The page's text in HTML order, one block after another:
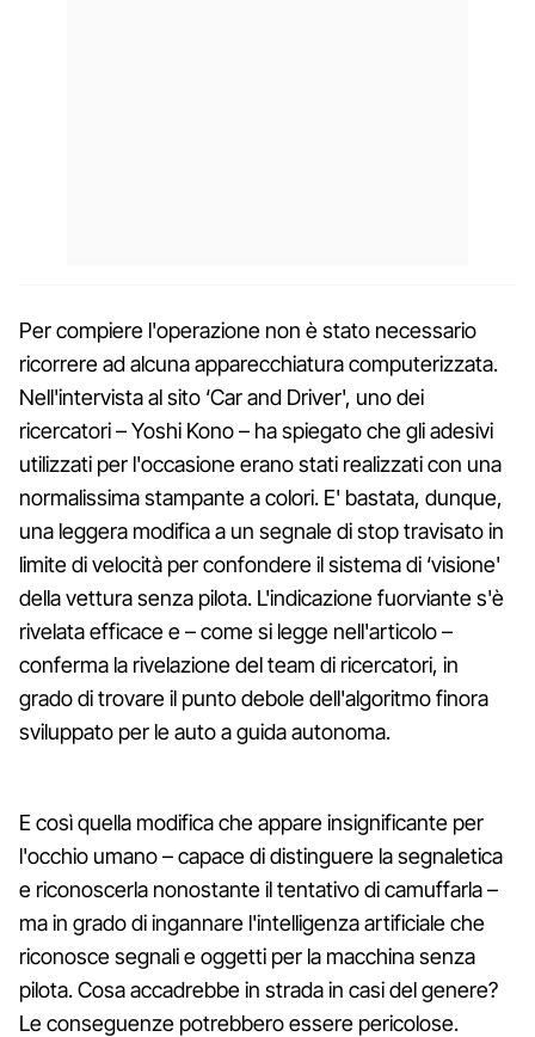
Per compiere l'operazione non è stato necessario
ricorrere ad alcuna apparecchiatura computerizzata.
Nell'intervista al sito ‘Car and Driver', uno dei
ricercatori – Yoshi Kono – ha spiegato che gli adesivi
utilizzati per l'occasione erano stati realizzati con una
normalissima stampante a colori. E' bastata, dunque,
una leggera modifica a un segnale di stop travisato in
limite di velocità per confondere il sistema di ‘visione'
della vettura senza pilota. L'indicazione fuorviante s'è
rivelata efficace e – come si legge nell'articolo –
conferma la rivelazione del team di ricercatori, in
grado di trovare il punto debole dell'algoritmo finora
sviluppato per le auto a guida autonoma.
E così quella modifica che appare insignificante per
l'occhio umano – capace di distinguere la segnaletica
e riconoscerla nonostante il tentativo di camuffarla –
ma in grado di ingannare l'intelligenza artificiale che
riconosce segnali e oggetti per la macchina senza
pilota. Cosa accadrebbe in strada in casi del genere?
Le conseguenze potrebbero essere pericolose.